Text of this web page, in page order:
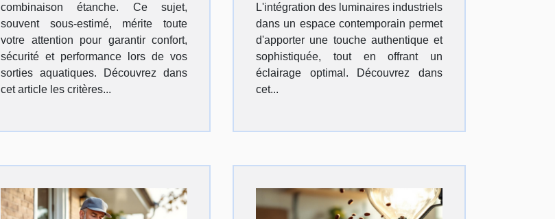
combinaison étanche. Ce sujet,
souvent sous-estimé, mérite toute
votre attention pour garantir confort,
sécurité et performance lors de vos
sorties aquatiques. Découvrez dans
cet article les critères...
L'intégration des luminaires industriels
dans un espace contemporain permet
d'apporter une touche authentique et
sophistiquée, tout en offrant un
éclairage optimal. Découvrez dans
cet...